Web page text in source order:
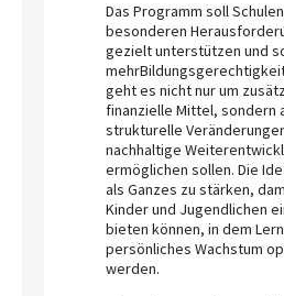
Das Programm soll
besonderen
gezielt unterstützen und
geht es nicht nur um
finanzielle Mittel, sondern
strukturelle
nachhaltige
ermöglichen sollen. Die
als Ganzes zu stärken,
Kinder und Jugendlichen
bieten können, in dem
persönliches Wachstum
werden.